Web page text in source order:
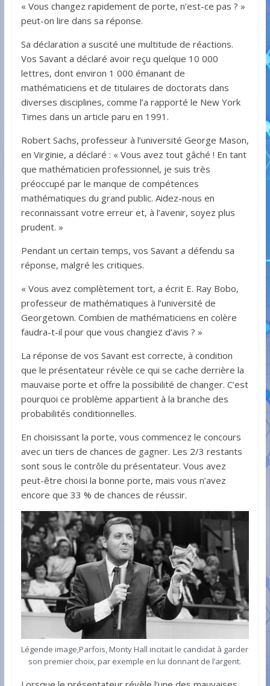
« Vous changez rapidement de porte, n’est-ce pas ? »
peut-on lire dans sa réponse.
Sa déclaration a suscité une multitude de réactions.
Vos Savant a déclaré avoir reçu quelque 10 000
lettres, dont environ 1 000 émanant de
mathématiciens et de titulaires de doctorats dans
diverses disciplines, comme l’a rapporté le New York
Times dans un article paru en 1991.
Robert Sachs, professeur à l’université George Mason,
en Virginie, a déclaré : « Vous avez tout gâché ! En tant
que mathématicien professionnel, je suis très
préoccupé par le manque de compétences
mathématiques du grand public. Aidez-nous en
reconnaissant votre erreur et, à l’avenir, soyez plus
prudent. »
Pendant un certain temps, vos Savant a défendu sa
réponse, malgré les critiques.
« Vous avez complètement tort, a écrit E. Ray Bobo,
professeur de mathématiques à l’université de
Georgetown. Combien de mathématiciens en colère
faudra-t-il pour que vous changiez d’avis ? »
La réponse de vos Savant est correcte, à condition
que le présentateur révèle ce qui se cache derrière la
mauvaise porte et offre la possibilité de changer. C’est
pourquoi ce problème appartient à la branche des
probabilités conditionnelles.
En choisissant la porte, vous commencez le concours
avec un tiers de chances de gagner. Les 2/3 restants
sont sous le contrôle du présentateur. Vous avez
peut-être choisi la bonne porte, mais vous n’avez
encore que 33 % de chances de réussir.
Légende image,Parfois, Monty Hall incitait le candidat à garder
son premier choix, par exemple en lui donnant de l’argent.